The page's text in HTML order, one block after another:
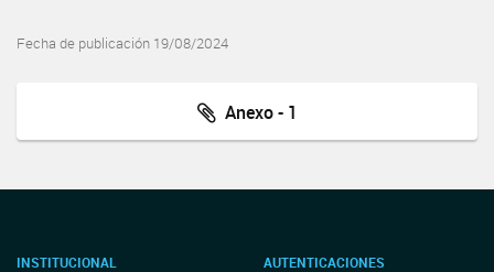
Fecha de publicación 19/08/2024
Anexo - 1
INSTITUCIONAL AUTENTICACIONES